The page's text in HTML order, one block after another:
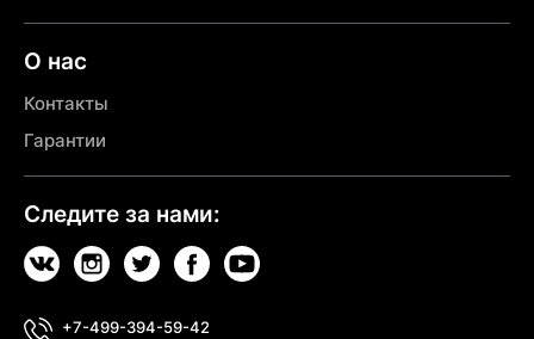
О нас
Контакты
Гарантии
Следите за нами:
+7-499-394-59-42